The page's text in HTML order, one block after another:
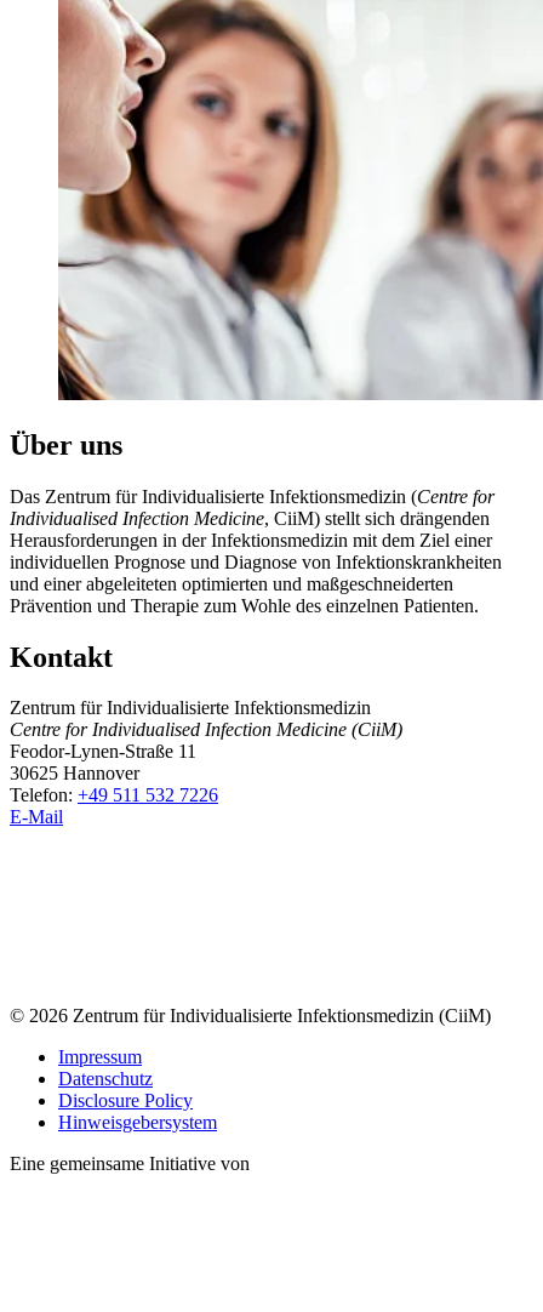
Über uns
Das Zentrum für Individualisierte Infektionsmedizin (Centre for
Individualised Infection Medicine, CiiM) stellt sich drängenden
Herausforderungen in der Infektionsmedizin mit dem Ziel einer
individuellen Prognose und Diagnose von Infektionskrankheiten
und einer abgeleiteten optimierten und maßgeschneiderten
Prävention und Therapie zum Wohle des einzelnen Patienten.
Kontakt
Zentrum für Individualisierte Infektionsmedizin
Centre for Individualised Infection Medicine (CiiM)
Feodor-Lynen-Straße 11
30625 Hannover
Telefon: +49 511 532 7226
E-Mail
© 2026 Zentrum für Individualisierte Infektionsmedizin (CiiM)
Impressum
Datenschutz
Disclosure Policy
Hinweisgebersystem
Eine gemeinsame Initiative von